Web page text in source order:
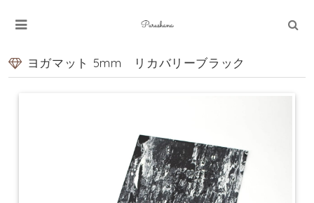
ヨガマット 5mm リカバリーブラック